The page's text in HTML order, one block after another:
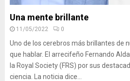
Una mente brillante
11/05/2022 0
Uno de los cerebros más brillantes de
que hablar. El arrecifeño Fernando
la Royal Society (FRS) por sus
ciencia. La noticia dice...